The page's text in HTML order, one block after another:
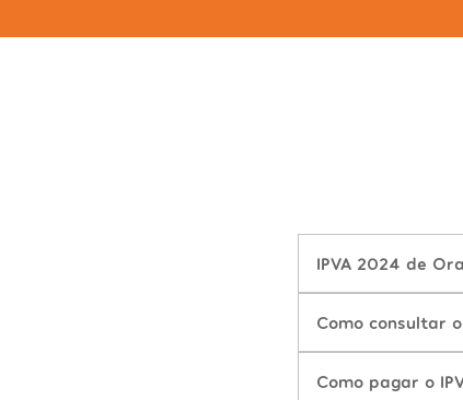
IPVA 2024 de
Como consultar
Como pagar o